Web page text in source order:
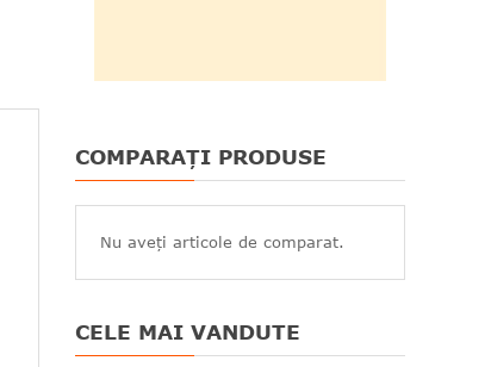
COMPARAȚI PRODUSE
Nu aveți articole de comparat.
CELE MAI VANDUTE